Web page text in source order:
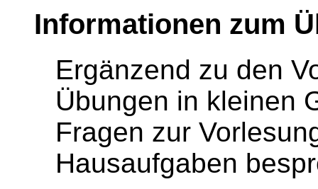
Informationen zum
Ergänzend zu den
Übungen in kleinen
Fragen zur
Hausaufgaben